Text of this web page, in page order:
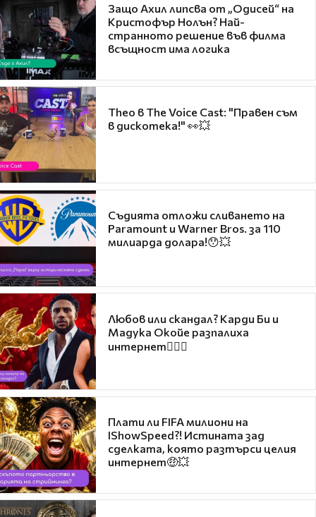
Защо Ахил липсва от „Одисей“ на
Кристофър Нолън? Най-
странното решение във филма
всъщност има логика
Theo в The Voice Cast: "Правен съм
в дискотека!" 👀💥
Съдията отложи сливането на
Paramount и Warner Bros. за 110
милиарда долара!😯💥
Любов или скандал? Карди Би и
Мадука Окойе разпалиха
интернет❤️‍🔥🔥
Плати ли FIFA милиони на
IShowSpeed?! Истината зад
сделката, която разтърси целия
интернет🤑💥